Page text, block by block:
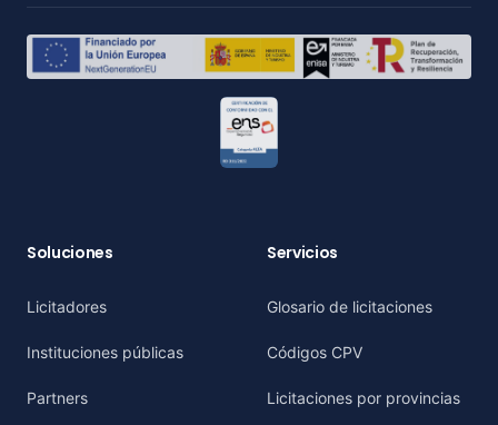
Soluciones
Licitadores
Instituciones públicas
Partners
Servicios
Glosario de licitaciones
Códigos CPV
Licitaciones por provincias